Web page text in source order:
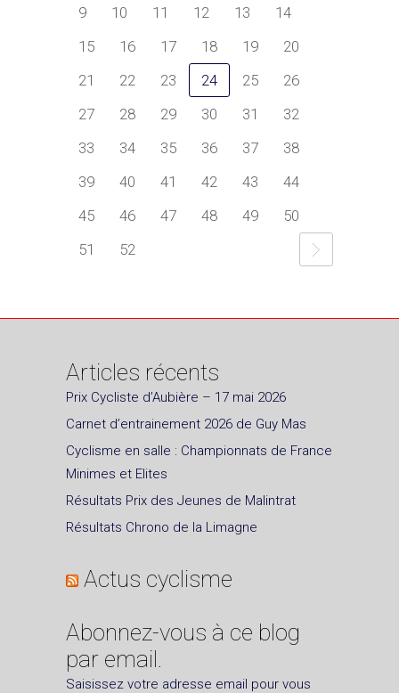
9
10 11 12 13
14
15
16 17 18 19
20
21
22 23 24 25
26
27
28 29 30 31
32
33
34 35 36 37
38
39
40 41 42 43
44
45
46 47 48 49
50
51
52
Articles récents
Prix Cycliste d’Aubière – 17 mai 2026
Carnet d’entrainement 2026 de Guy Mas
Cyclisme en salle : Championnats de France
Minimes et Elites
Résultats Prix des Jeunes de Malintrat
Résultats Chrono de la Limagne
Actus cyclisme
Abonnez-vous à ce blog
par email.
Saisissez votre adresse email pour vous